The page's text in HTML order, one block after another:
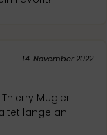
14. November 2022
Mugler
lange an.